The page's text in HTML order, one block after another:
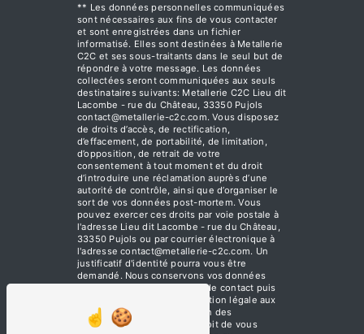
** Les données personnelles communiquées
sont nécessaires aux fins de vous contacter
et sont enregistrées dans un fichier
informatisé. Elles sont destinées à Metallerie
C2C et ses sous-traitants dans le seul but de
répondre à votre message. Les données
collectées seront communiquées aux seuls
destinataires suivants: Metallerie C2C Lieu dit
Lacombe - rue du Château, 33350 Pujols
contact@metallerie-c2c.com. Vous disposez
de droits d’accès, de rectification,
d’effacement, de portabilité, de limitation,
d’opposition, de retrait de votre
consentement à tout moment et du droit
d’introduire une réclamation auprès d’une
autorité de contrôle, ainsi que d’organiser le
sort de vos données post-mortem. Vous
pouvez exercer ces droits par voie postale à
l'adresse Lieu dit Lacombe - rue du Château,
33350 Pujols ou par courrier électronique à
l'adresse contact@metallerie-c2c.com. Un
justificatif d'identité pourra vous être
demandé. Nous conservons vos données
pendant la période de prise de contact puis
pendant la durée de prescription légale aux
fins probatoires et de gestion des
contentieux. Vous avez le droit de vous